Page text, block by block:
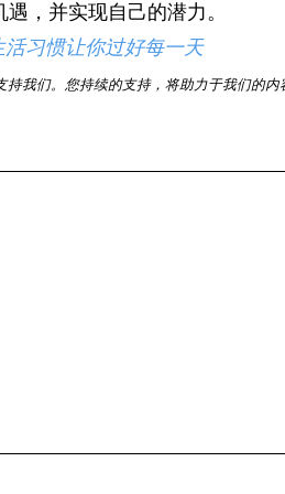
，并实现自己的潜力。
活习惯让你过好每一天
持我们。您持续的支持，将助力于我们的内